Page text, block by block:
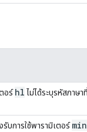
อร์hl ไม่ได้ระบุรหัสภาษ
รับการใช้พารามิเตอร์